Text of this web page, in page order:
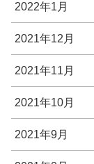
2022年1月
2021年12月
2021年11月
2021年10月
2021年9月